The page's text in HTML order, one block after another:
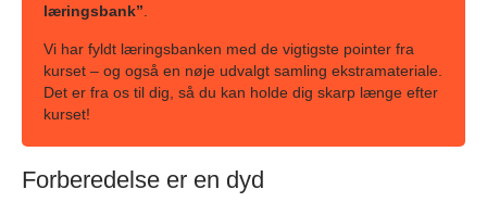
læringsbank”.
Vi har fyldt læringsbanken med de vigtigste pointer fra
kurset – og også en nøje udvalgt samling ekstramateriale.
Det er fra os til dig, så du kan holde dig skarp længe efter
kurset!
Forberedelse er en dyd